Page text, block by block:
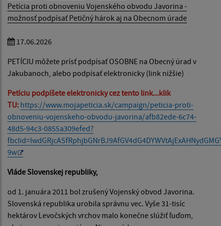
Petícia proti obnoveniu Vojenského obvodu Javorina -
možnosť podpísať Petičný hárok aj na Obecnom úrade
17.06.2026
PETÍCIU môžete prísť podpísať OSOBNE na Obecný úrad v
Jakubanoch, alebo podpísať elektronicky (link nižšie)
Petíciu podpíšete elektronicky cez tento link...klik
TU: https://www.mojapeticia.sk/campaign/peticia-proti-
obnoveniu-vojenskeho-obvodu-javorina/afb82ede-6c74-
48d5-94c3-0855a309efed?
9w
Vláde Slovenskej republiky,
od 1. januára 2011 bol zrušený Vojenský obvod Javorina.
Slovenská republika urobila správnu vec. Vyše 31-tisíc
hektárov Levočských vrchov malo konečne slúžiť ľuďom,